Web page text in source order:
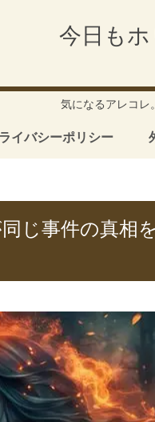
今日もホ
気になるアレコレ
イバシーポリシー
じ事件の真相